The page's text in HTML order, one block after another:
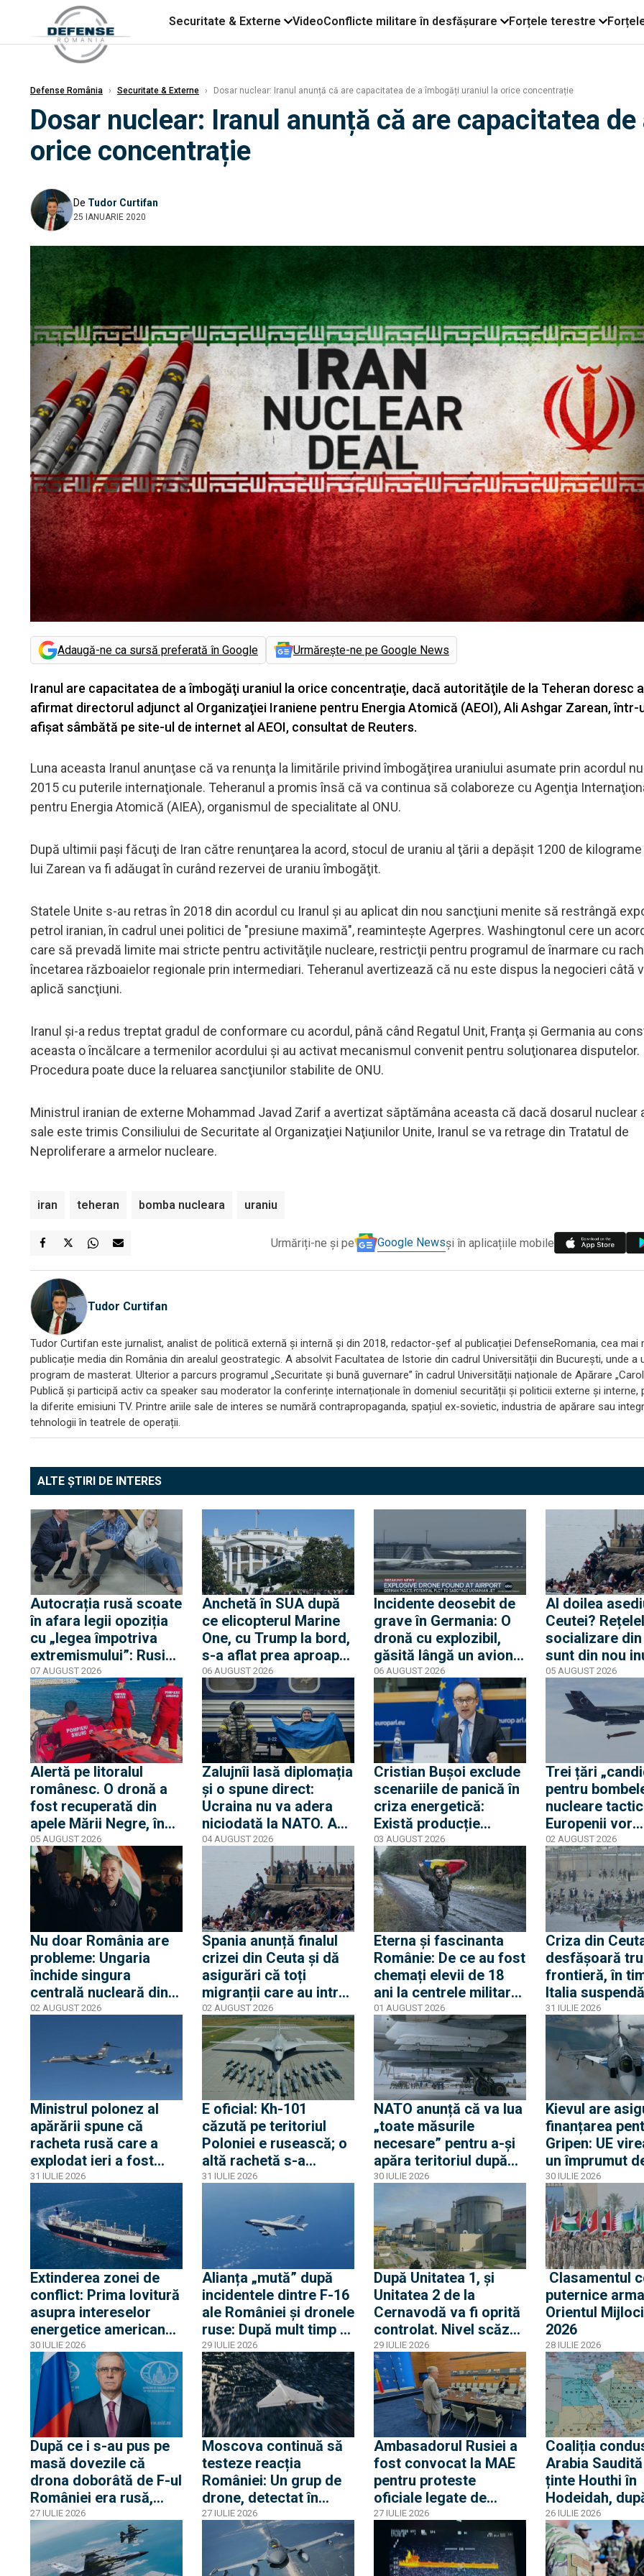
Securitate & Externe VideoConflicte militare în desfășurare Forțele terestre
Defense România › Securitate & Externe › Dosar nuclear: Iranul anunță că are capacitatea de a îmbogăți uraniul la orice concentrație
Dosar nuclear: Iranul anunță că are capacitatea
orice concentrație
De Tudor Curtifan
25 IANUARIE 2020
Adaugă-ne ca sursă preferată în Google Urmărește-ne pe Google News
Iranul are capacitatea de a îmbogăţi uraniul la orice concentraţie, dacă autorităţile de la Teheran doresc
afirmat directorul adjunct al Organizaţiei Iraniene pentru Energia Atomică (AEOI), Ali Ashgar Zarean, într-
afişat sâmbătă pe site-ul de internet al AEOI, consultat de Reuters.
Luna aceasta Iranul anunţase că va renunţa la limitările privind îmbogăţirea uraniului asumate prin acordul
2015 cu puterile internaţionale. Teheranul a promis însă că va continua să colaboreze cu Agenţia
pentru Energia Atomică (AIEA), organismul de specialitate al ONU.
După ultimii paşi făcuţi de Iran către renunţarea la acord, stocul de uraniu al ţării a depăşit 1200 de
lui Zarean va fi adăugat în curând rezervei de uraniu îmbogăţit.
Statele Unite s-au retras în 2018 din acordul cu Iranul şi au aplicat din nou sancţiuni menite să restrângă
petrol iranian, în cadrul unei politici de "presiune maximă", reaminteşte Agerpres. Washingtonul cere un
care să prevadă limite mai stricte pentru activităţile nucleare, restricţii pentru programul de înarmare cu
încetarea războaielor regionale prin intermediari. Teheranul avertizează că nu este dispus la negocieri câtă
aplică sancţiuni.
Iranul şi-a redus treptat gradul de conformare cu acordul, până când Regatul Unit, Franţa şi Germania au
aceasta o încălcare a termenilor acordului şi au activat mecanismul convenit pentru soluţionarea disputelor.
Procedura poate duce la reluarea sancţiunilor stabilite de ONU.
Ministrul iranian de externe Mohammad Javad Zarif a avertizat săptămâna aceasta că dacă dosarul nuclear
sale este trimis Consiliului de Securitate al Organizaţiei Naţiunilor Unite, Iranul se va retrage din Tratatul de
Neproliferare a armelor nucleare.
iran teheran bomba nucleara uraniu
Urmăriți-ne și pe Google Newsși în aplicațiile mobile
Tudor Curtifan
Tudor Curtifan este jurnalist, analist de politică externă și internă și din 2018, redactor-șef al publicației DefenseRomania, cea mai
publicație media din România din arealul geostrategic. A absolvit Facultatea de Istorie din cadrul Universității din București, unde a
program de masterat. Ulterior a parcurs programul „Securitate și bună guvernare” în cadrul Universității naționale de Apărare „Carol
Publică și participă activ ca speaker sau moderator la conferințe internaționale în domeniul securității și politicii externe și interne,
la diferite emisiuni TV. Printre ariile sale de interes se numără contrapropaganda, spațiul ex-sovietic, industria de apărare sau
tehnologii în teatrele de operații.
ALTE ȘTIRI DE INTERES
Autocrația rusă scoate
în afara legii opoziția
cu „legea împotriva
extremismului”: Rusia
declară „indizerabilă”
fundația Iuliei Navalnia,
soția opozantului
Aleksei Navalnîi, ucis
în închisorile siberiene
07 AUGUST 2026
Anchetă în SUA după
ce elicopterul Marine
One, cu Trump la bord,
s-a aflat prea aproape
de un avion de linie.
Casa Albă transmite
că Trump nu s-a aflat
niciun moment în
pericol
06 AUGUST 2026
Incidente deosebit de
grave în Germania: O
dronă cu explozibil,
găsită lângă un avion
ucrainean, în timp ce
un alt avion de marfă
care anula aterizarea a
lovit o a doua dronă
06 AUGUST 2026
Al doilea
Ceutei?
socializare
sunt din nou
de mesaje
nouă
orașul spaniol
05 AUGUST 2026
Alertă pe litoralul
românesc. O dronă a
fost recuperată din
apele Mării Negre, în
apropierea plajei Loft
din Mamaia
05 AUGUST 2026
Zalujnîi lasă diplomația
și o spune direct:
Ucraina nu va adera
niciodată la NATO. Am
auzit 12 ani povești
privind aderarea
04 AUGUST 2026
Cristian Bușoi exclude
scenariile de panică în
criza energetică:
Există producție
internă stabilă cât să
alimentăm populația
03 AUGUST 2026
Trei țări
pentru
nucleare
Europenii vor
dislocarea în
pentru a
Rusia că
glumește cu
apărare
02 AUGUST 2026
Nu doar România are
probleme: Ungaria
închide singura
centrală nucleară din
cauza nivelului Dunării
spune că urmează
cinci zile critice
02 AUGUST 2026
Spania anunță finalul
crizei din Ceuta și dă
asigurări că toți
migranții care au intrat
ilegal au părăsit
enclava spaniolă. Criza
trezește temeri în
Europa după episodul
din 2015
02 AUGUST 2026
Eterna și fascinanta
Românie: De ce au fost
chemați elevii de 18
ani la centrele militare
și de ce nu este vorba
despre mobilizare
01 AUGUST 2026
Criza din
desfășoară
frontieră, în
Italia suspendă
acordul
Spania
31 IULIE 2026
Ministrul polonez al
apărării spune că
racheta rusă care a
explodat ieri a fost
produsă în primăvara
lui 2026. Între timp,
avioane rusești cu
transponderul oprit s-
au apropiat de
frontiera Poloniei
31 IULIE 2026
E oficial: Kh-101
căzută pe teritoriul
Poloniei e rusească; o
altă rachetă s-a
apropiat la 5 km de
întors spre Ucraina
31 IULIE 2026
NATO anunță că va lua
„toate măsurile
necesare” pentru a-și
apăra teritoriul după
ce o rachetă rusă a
explodat în Polonia
30 IULIE 2026
Kievul are
finanțarea
Gripen: UE
un împrumut
miliarde euro
Gripen, drone,
și apărare
30 IULIE 2026
Extinderea zonei de
conflict: Prima lovitură
asupra intereselor
energetice americane
din Egipt activează
alerta la Casa Albă
30 IULIE 2026
Alianța „mută” după
incidentele dintre F-16
ale României și dronele
ruse: După mult timp o
dronă RQ-4D și două
avioane RC-135 și
Artemis II au survolat
Marea Neagră
29 IULIE 2026
După Unitatea 1, și
Unitatea 2 de la
Cernavodă va fi oprită
controlat. Nivel scăzut
fără precedent al
Dunării
29 IULIE 2026
Clasamentul
puternice
Orientul
2026
28 IULIE 2026
După ce i s-au pus pe
masă dovezile că
drona doborâtă de F-ul
României era rusă,
ambasadorul rus a
„avertizat” România de
pericolul unei
confruntări cu Rusia și
27 IULIE 2026
Moscova continuă să
testeze reacția
României: Un grup de
drone, detectat în
proximitatea frontierei
fluviale cu Ucraina
27 IULIE 2026
Ambasadorul Rusiei a
fost convocat la MAE
pentru proteste
oficiale legate de
incursiunile cu drone.
Ambasadorul român la
Moscova, chemat
acasă pentru
27 IULIE 2026
Coaliția
Arabia
ținte Houthi în
Hodeidah,
atacurile asupra
petrolierelor
amenințarea
blocada Mării
26 IULIE 2026